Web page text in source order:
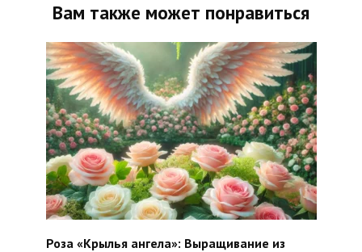
Вам также может понравиться
Роза «Крылья ангела»: Выращивание из